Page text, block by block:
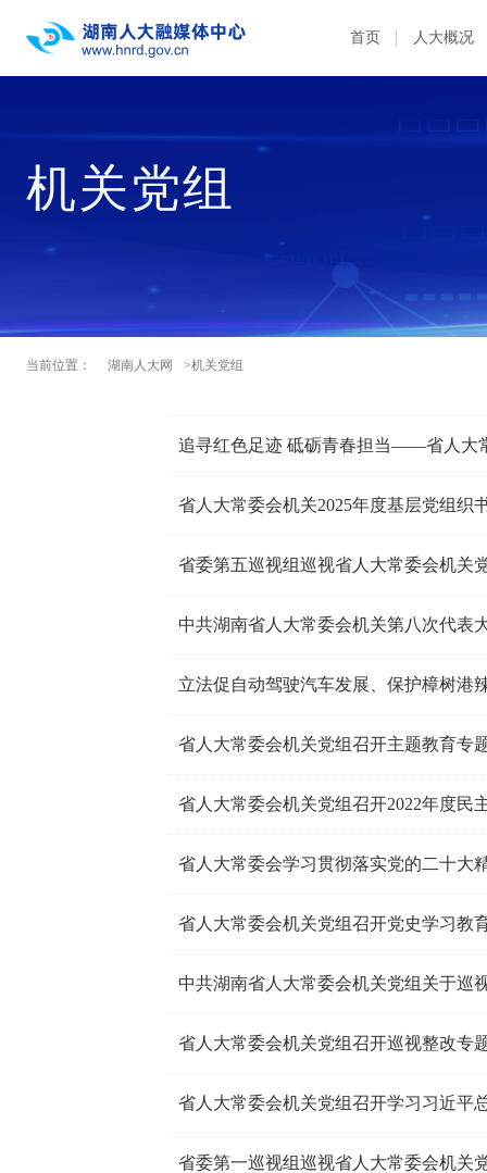
首页 人大概况
机关党组
当前位置： 湖南人大网 >机关党组
省人大常委会机关2025年度基层党组织
省委第五巡视组巡视省人大常委会机关
中共湖南省人大常委会机关第八次代表
省人大常委会机关党组召开主题教育专
省人大常委会机关党组召开2022年度民
省人大常委会机关党组召开党史学习教
中共湖南省人大常委会机关党组关于巡
省人大常委会机关党组召开巡视整改专
省人大常委会机关党组召开学习习近平
省委第一巡视组巡视省人大常委会机关